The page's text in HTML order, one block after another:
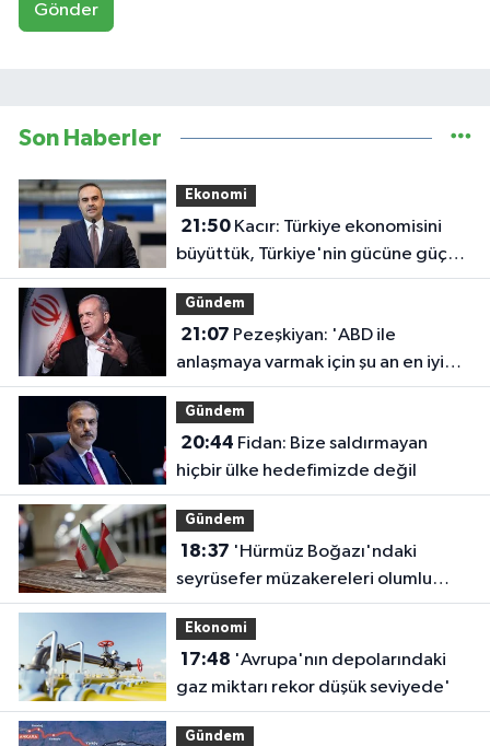
Gönder
Son Haberler
Ekonomi
21:50Kacır: Türkiye ekonomisini
büyüttük, Türkiye'nin gücüne güç
kattık
Gündem
21:07
anlaşmaya varmak için şu an en iyi
zaman'
Gündem
20:44
hiçbir ülke hedefimizde değil
Gündem
18:37
seyrüsefer müzakereleri olumlu
ilerliyor'
Ekonomi
17:48
gaz miktarı rekor düşük seviyede'
Gündem